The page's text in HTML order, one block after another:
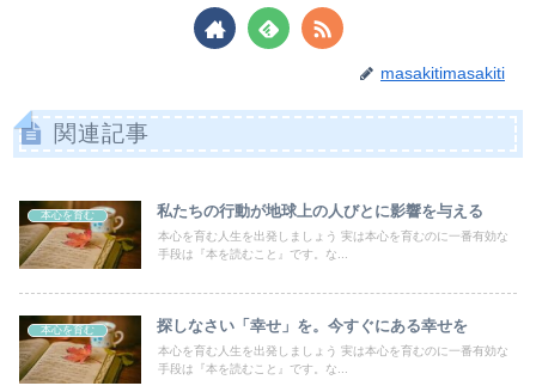
masakitimasakiti
関連記事
本心を育む 私たちの行動が地球上の人びとに影響を与える
本心を育む人生を出発しましょう 実は本心を育むのに一番有効な
手段は『本を読むこと』です。な...
本心を育む 探しなさい「幸せ」を。今すぐにある幸せを
本心を育む人生を出発しましょう 実は本心を育むのに一番有効な
手段は『本を読むこと』です。な...